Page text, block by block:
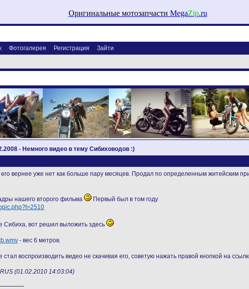
Оригинальные мотозапчасти MegaZip.ru
Фотогалерея Регистрация
Зайти
- Немного видео в тему Сибиховодов :)
вернее уже нет как больше пару месяцев. Продал по определенным житейским
нашего второго фильма
Первый был в том году
Сибиха, вот решил выложить здесь
- вес 6 метров.
воспроизводить видео не скачивая его, советую нажать правой кнопкой на
(01.02.2010 14:03:04)